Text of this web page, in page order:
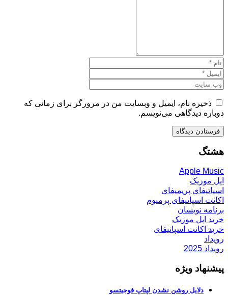
ذخیره نام، ایمیل و وبسایت من در مرورگر برای زمانی که
دوباره دیدگاهی می‌نویسم.
هشتگ
Apple Music
اپل موزیک
اسپاتیفای پریمیفای
اکانت اسپاتیفای پرمیوم
برنامه نویسان
خرید اپل موزیک
خرید اکانت اسپاتیفای
رویداد
رویداد 2025
پیشنهاد ویژه
دلایل روشن نشدن لپتاپ فوجیتسو